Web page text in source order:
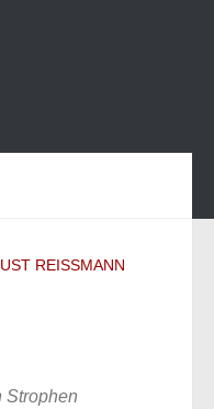
REISSMANN
Strophen